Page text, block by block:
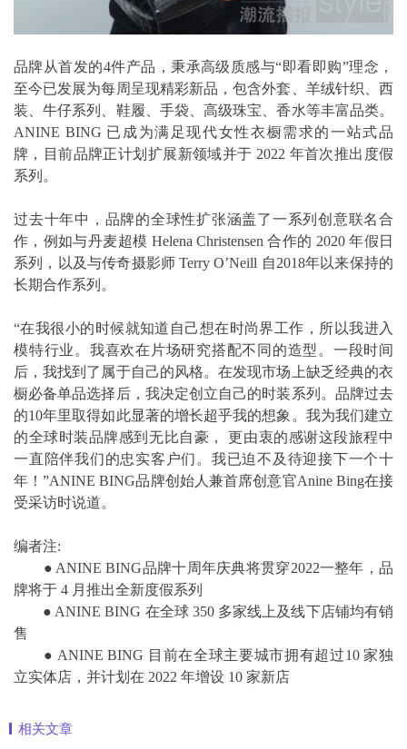
品牌从首发的4件产品，秉承高级质感与“即看即购”理念，
至今已发展为每周呈现精彩新品，包含外套、羊绒针织、西
装、牛仔系列、鞋履、手袋、高级珠宝、香水等丰富品类。
ANINE BING 已成为满足现代女性衣橱需求的一站式品
牌，目前品牌正计划扩展新领域并于 2022 年首次推出度假
系列。
过去十年中，品牌的全球性扩张涵盖了一系列创意联名合
作，例如与丹麦超模 Helena Christensen 合作的 2020 年假日
系列，以及与传奇摄影师 Terry O’Neill 自2018年以来保持的
长期合作系列。
“在我很小的时候就知道自己想在时尚界工作，所以我进入
模特行业。我喜欢在片场研究搭配不同的造型。一段时间
后，我找到了属于自己的风格。在发现市场上缺乏经典的衣
橱必备单品选择后，我决定创立自己的时装系列。品牌过去
的10年里取得如此显著的增长超乎我的想象。我为我们建立
的全球时装品牌感到无比自豪， 更由衷的感谢这段旅程中
一直陪伴我们的忠实客户们。我已迫不及待迎接下一个十
年！”ANINE BING品牌创始人兼首席创意官Anine Bing在接
受采访时说道。
编者注:
● ANINE BING品牌十周年庆典将贯穿2022一整年，品
牌将于 4 月推出全新度假系列
● ANINE BING 在全球 350 多家线上及线下店铺均有销
售
● ANINE BING 目前在全球主要城市拥有超过10 家独
立实体店，并计划在 2022 年增设 10 家新店
相关文章